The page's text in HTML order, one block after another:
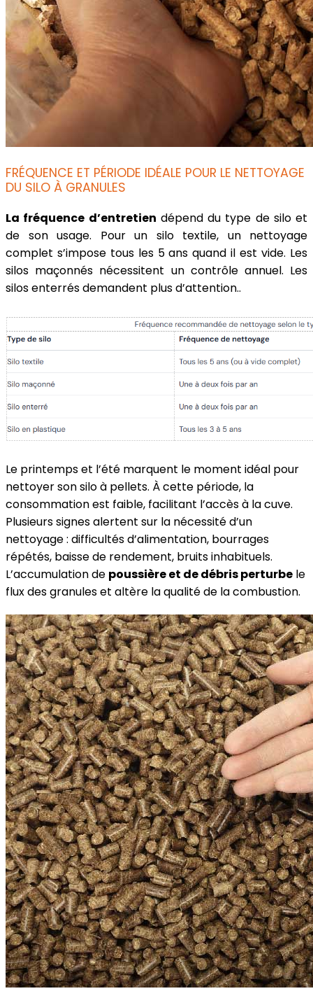
FRÉQUENCE ET PÉRIODE IDÉALE POUR LE NETTOYAGE
DU SILO À GRANULES
La fréquence d’entretien dépend du type de silo et
de son usage. Pour un silo textile, un nettoyage
complet s’impose tous les 5 ans quand il est vide. Les
silos maçonnés nécessitent un contrôle annuel. Les
silos enterrés demandent plus d’attention..
Le printemps et l’été marquent le moment idéal pour
nettoyer son silo à pellets. À cette période, la
consommation est faible, facilitant l’accès à la cuve.
Plusieurs signes alertent sur la nécessité d’un
nettoyage : difficultés d’alimentation, bourrages
répétés, baisse de rendement, bruits inhabituels.
L’accumulation de poussière et de débris perturbe le
flux des granules et altère la qualité de la combustion.